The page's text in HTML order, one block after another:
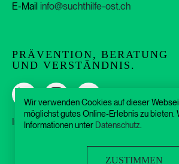
E-Mail info@suchthilfe-ost.ch
PRÄVENTION, BERATUNG
UND VERSTÄNDNIS.
Impressum Datenschutz AGB
Wir verwenden Cookies auf dieser
möglichst gutes Online-Erlebnis zu bieten.
Informationen unter Datenschutz
ZUSTIMMEN